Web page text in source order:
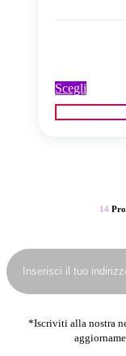
Scegli
ha
essere
pagina
14
*Iscriviti alla nostra